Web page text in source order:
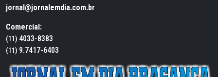
jornal@jornalemdia.com.br
Comercial:
(11) 4033-8383
(11) 9.7417-6403